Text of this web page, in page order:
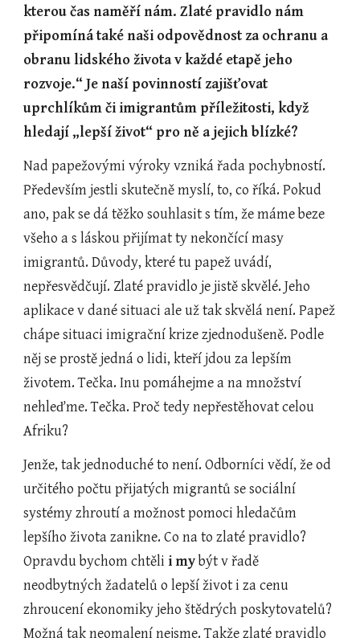
kterou čas naměří nám. Zlaté pravidlo nám
připomíná také naši odpovědnost za ochranu a
obranu lidského života v každé etapě jeho
rozvoje.“ Je naší povinností zajišťovat
uprchlíkům či imigrantům příležitosti, když
hledají „lepší život“ pro ně a jejich blízké?
Nad papežovými výroky vzniká řada pochybností.
Především jestli skutečně myslí, to, co říká. Pokud
ano, pak se dá těžko souhlasit s tím, že máme beze
všeho a s láskou přijímat ty nekončící masy
imigrantů. Důvody, které tu papež uvádí,
nepřesvědčují. Zlaté pravidlo je jistě skvělé. Jeho
aplikace v dané situaci ale už tak skvělá není. Papež
chápe situaci imigrační krize zjednodušeně. Podle
něj se prostě jedná o lidi, kteří jdou za lepším
životem. Tečka. Inu pomáhejme a na množství
nehleďme. Tečka. Proč tedy nepřestěhovat celou
Afriku?
Jenže, tak jednoduché to není. Odborníci vědí, že od
určitého počtu přijatých migrantů se sociální
systémy zhroutí a možnost pomoci hledačům
lepšího života zanikne. Co na to zlaté pravidlo?
Opravdu bychom chtěli i my být v řadě
neodbytných žadatelů o lepší život i za cenu
zhroucení ekonomiky jeho štědrých poskytovatelů?
Možná tak neomalení nejsme. Takže zlaté pravidlo